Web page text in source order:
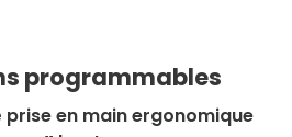
programmables
prise en main ergonomique